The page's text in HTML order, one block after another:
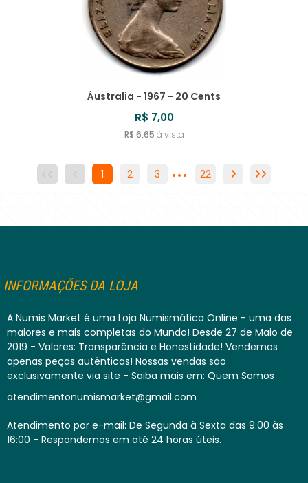
Áustralia - 1967 - 20 Cents
R$ 7,00
R$ 6,65 à vista
1 2 3 4 5 7
... 22
INFORMAÇÕES DA LOJA
A Numis Market é uma Loja Numismática Online - uma das
maiores e mais completas do Mundo! Desde 27 de Maio de
2019 - Valores: Transparência e Honestidade! Vendemos
apenas peças autênticas! Nossas vendas são
exclusivamente via site - Saiba mais em: Quem Somos
atendimentonumismarket@gmail.com
Atendimento por e-mail: De Segunda à Sexta das 9:00 às
16:00 - Respondemos em até 24 horas úteis.